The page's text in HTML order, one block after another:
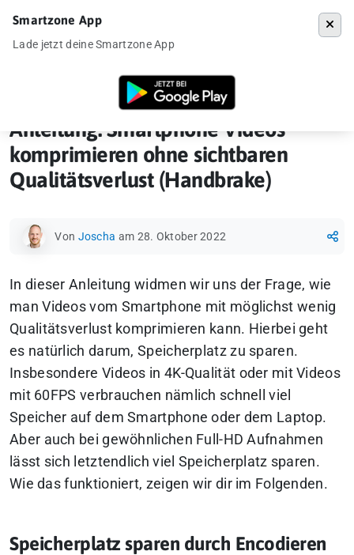
Anleitung: Smartphone Videos komprimieren
Anleitung: Smartphone Videos
komprimieren ohne sichtbaren
Qualitätsverlust (Handbrake)
Von Joscha am 28. Oktober 2022
In dieser Anleitung widmen wir uns der Frage, wie
man Videos vom Smartphone mit möglichst wenig
Qualitätsverlust komprimieren kann. Hierbei geht
es natürlich darum, Speicherplatz zu sparen.
Insbesondere Videos in 4K-Qualität oder mit Videos
mit 60FPS verbrauchen nämlich schnell viel
Speicher auf dem Smartphone oder dem Laptop.
Aber auch bei gewöhnlichen Full-HD Aufnahmen
lässt sich letztendlich viel Speicherplatz sparen.
Wie das funktioniert, zeigen wir dir im Folgenden.
Speicherplatz sparen durch Encodieren
Smartzone App
Lade jetzt deine Smartzone App